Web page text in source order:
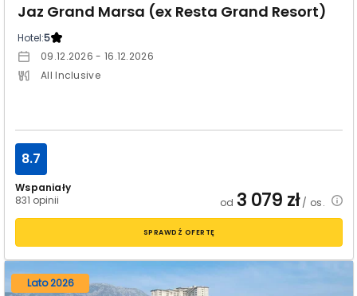
Jaz Grand Marsa (ex Resta Grand Resort)
Hotel:5
09.12.2026 - 16.12.2026
All Inclusive
Wspaniały
831 opinii
8.7
od 3 079 zł/ os.
SPRAWDŹ OFERTĘ
Lato 2026